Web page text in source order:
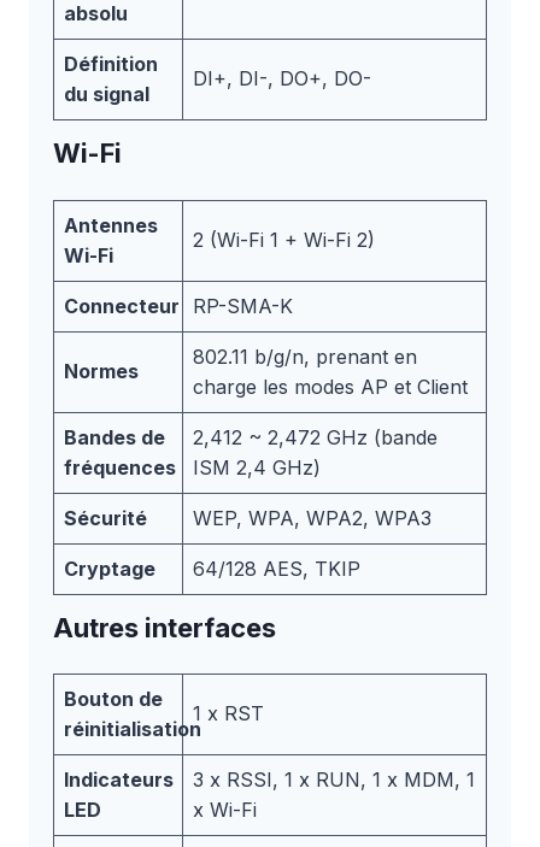
absolu
Définition
du signal
DI+, DI-, DO+, DO-
Wi-Fi
Antennes
Wi-Fi
2 (Wi-Fi 1 + Wi-Fi 2)
Connecteur RP-SMA-K
Normes
802.11 b/g/n, prenant en
charge les modes AP et Client
Bandes de
fréquences
2,412 ~ 2,472 GHz (bande
ISM 2,4 GHz)
Sécurité WEP, WPA, WPA2, WPA3
Cryptage 64/128 AES, TKIP
Autres interfaces
Bouton de
réinitialisation
1 x RST
Indicateurs
LED
3 x RSSI, 1 x RUN, 1 x MDM, 1
x Wi-Fi